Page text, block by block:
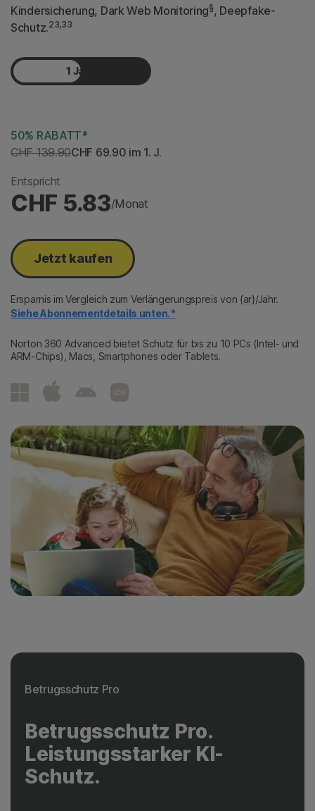
Kindersicherung, Dark Web Monitoring§, Deepfake-
Schutz.23,33
1 Jahr
50% RABATT*
CHF 139.90CHF 69.90 im 1. J.
Entspricht
CHF 5.83/Monat
Jetzt kaufen
Ersparnis im Vergleich zum Verlängerungspreis von {ar}/Jahr.
Siehe Abonnementdetails unten.*
Norton 360 Advanced bietet Schutz für bis zu 10 PCs (Intel- und
ARM-Chips), Macs, Smartphones oder Tablets.
Betrugsschutz Pro
Betrugsschutz Pro.
Leistungsstarker KI-
Schutz.